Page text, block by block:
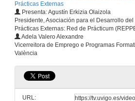
Prácticas Externas
Presenta: Agustín Erkizia Olaizola
Presidente, Asociación para el Desarrollo
Prácticas Externas: Red de Prácticum
Adela Valero Alexandre
Vicerreitora de Emprego e Programas
València
URL: